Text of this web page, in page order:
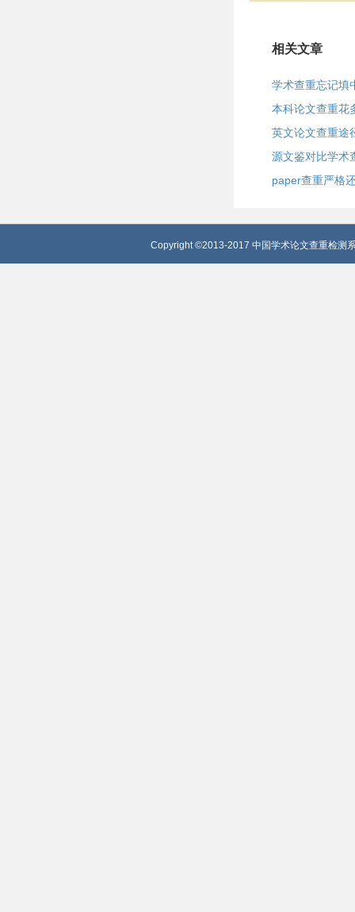
相关文章
学术查重忘记填
本科论文查重花
英文论文查重途
源文鉴对比学术
paper查重严格
Copyright ©2013-2017 中国学术论文查重检